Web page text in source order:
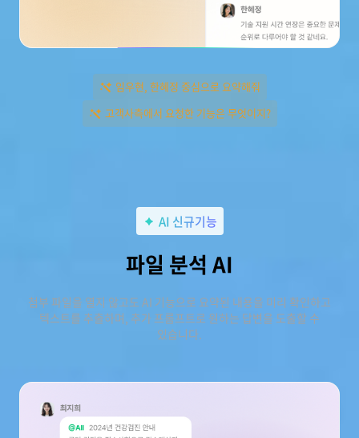
임우현, 한혜정 중심으로 요약해줘
고객사측에서 요청한 기능은 무엇이지?
AI 신규기능
파일 분석 AI
첨부 파일을 열지 않고도 AI 기능으로 요약된 내용을 미리 확인하고
텍스트를 추출하며, 추가 프롬프트로 원하는 답변을 도출할 수
있습니다.